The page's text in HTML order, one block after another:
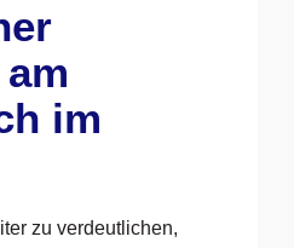
im
zu verdeutlichen,